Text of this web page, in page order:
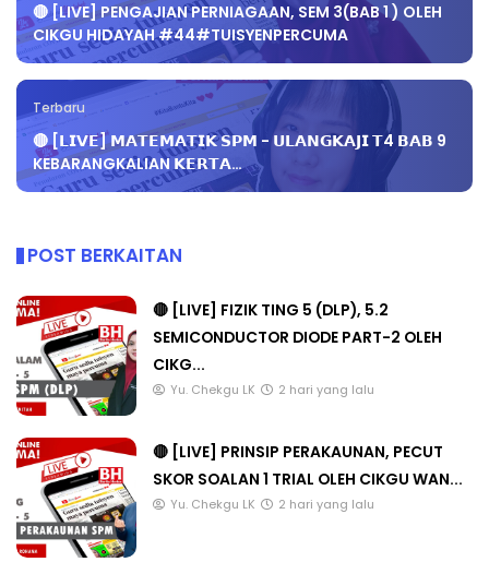
🔴 [LIVE] PENGAJIAN PERNIAGAAN, SEM 3(BAB 1 ) OLEH
CIKGU HIDAYAH #44#TUISYENPERCUMA
Terbaru
🔴 [𝗟𝗜𝗩𝗘] 𝗠𝗔𝗧𝗘𝗠𝗔𝗧𝗜𝗞 𝗦𝗣𝗠 - 𝗨𝗟𝗔𝗡𝗚𝗞𝗔𝗝𝗜 𝗧4 𝗕𝗔𝗕 9
KEBARANGKALIAN 𝗞𝗘𝗥𝗧𝗔…
POST BERKAITAN
🔴 [LIVE] FIZIK TING 5 (DLP), 5.2
SEMICONDUCTOR DIODE PART-2 OLEH
CIKG...
Yu. Chekgu LK 2 hari yang lalu
🔴 [LIVE] PRINSIP PERAKAUNAN, PECUT
SKOR SOALAN 1 TRIAL OLEH CIKGU WAN...
Yu. Chekgu LK 2 hari yang lalu